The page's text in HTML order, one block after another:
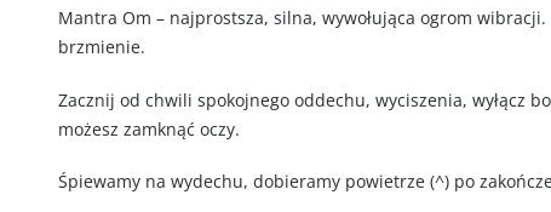
Mantra Om – najprostsza, silna, wywołująca ogrom
brzmienie.
Zacznij od chwili spokojnego oddechu, wyciszenia, wyłącz
możesz zamknąć oczy.
Śpiewamy na wydechu, dobieramy powietrze (^) po